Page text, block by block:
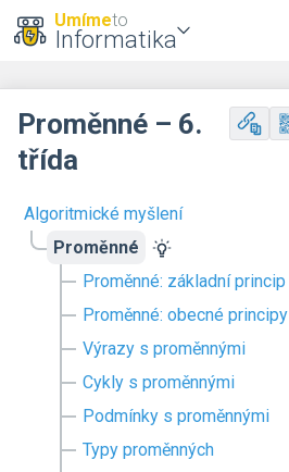
Umímeto
Informatika
Algoritmické myšlení
Proměnné
Proměnné: základní princip
Proměnné: obecné principy
Výrazy s proměnnými
Cykly s proměnnými
Podmínky s proměnnými
Typy proměnných
Proměnné – 6.
třída